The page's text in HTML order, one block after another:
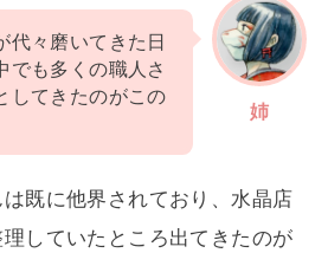
姉
代々磨いてきた日
でも多くの職人さ
してきたのがこの
既に他界されており、水晶店
していたところ出てきたのが